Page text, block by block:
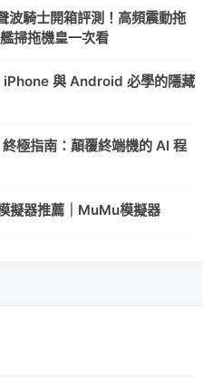
騎士開箱評測！高頻震動拖
掃拖機皇一次看
與 Android 必學的隱藏
極指南：顛覆終端機的 AI 程
擬器推薦｜MuMu模擬器